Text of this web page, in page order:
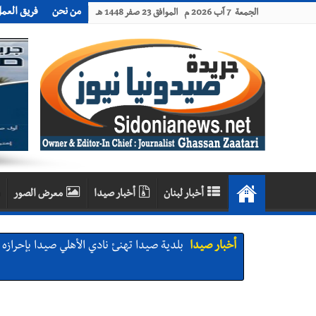
الجمعة 7 آب 2026 م الموافق 23 صفر 1448 هـ من نحن فريق
أخبار لبنان أخبار صيدا معرض الصور
أخبار صيدا بلدية صيدا تهنئ نادي الأهلي صيدا بإحرازه